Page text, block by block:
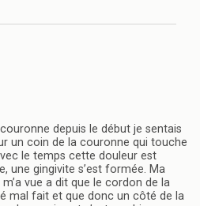
depuis le début je sentais
un coin de la couronne qui touche
le temps cette douleur est
une gingivite s’est formée. Ma
vue a dit que le cordon de la
mal fait et que donc un côté de la